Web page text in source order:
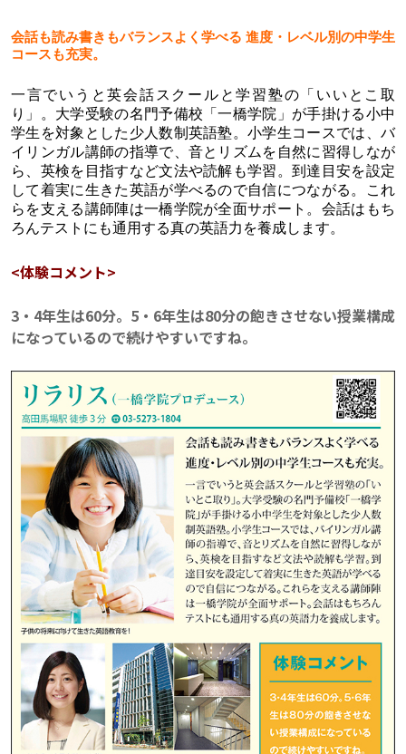
会話も読み書きもバランスよく学べる 進度・レベル別の中学生
コースも充実。
一言でいうと英会話スクールと学習塾の「いいとこ取
り」。大学受験の名門予備校「一橋学院」が手掛ける小中
学生を対象とした少人数制英語塾。小学生コースでは、バ
イリンガル講師の指導で、音とリズムを自然に習得しなが
ら、英検を目指すなど文法や読解も学習。到達目安を設定
して着実に生きた英語が学べるので自信につながる。これ
らを支える講師陣は一橋学院が全面サポート。会話はもち
ろんテストにも通用する真の英語力を養成します。
<体験コメント>
3・4年生は60分。5・6年生は80分の飽きさせない授業構成
になっているので続けやすいですね。